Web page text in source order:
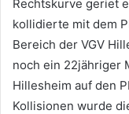
Rechtskurve geriet
kollidierte mit dem
Bereich der VGV
noch ein 22jähriger
Hillesheim auf den
Kollisionen wurde